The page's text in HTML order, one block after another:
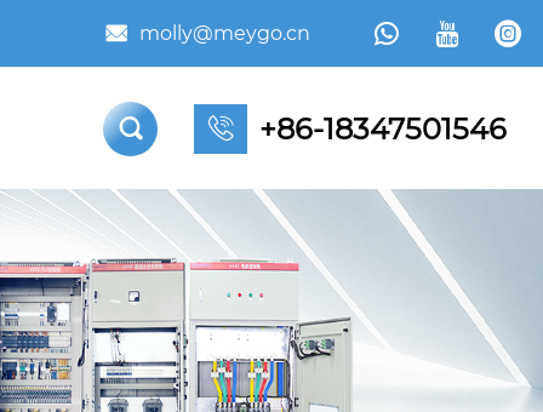
 molly@meygo.cn   
  +86-18347501546